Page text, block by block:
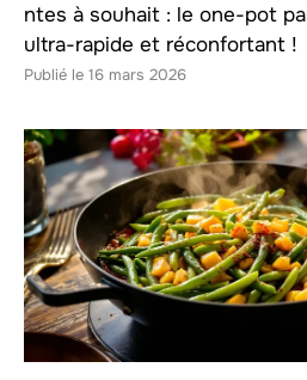
ntes à souhait : le one-pot
ultra-rapide et réconfortant !
16 mars 2026